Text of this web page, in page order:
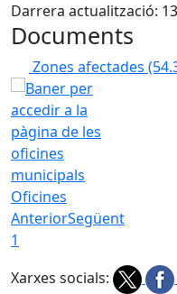
Darrera actualització:
Documents
Zones afectades
Oficines
AnteriorSegüent
1
Xarxes socials: